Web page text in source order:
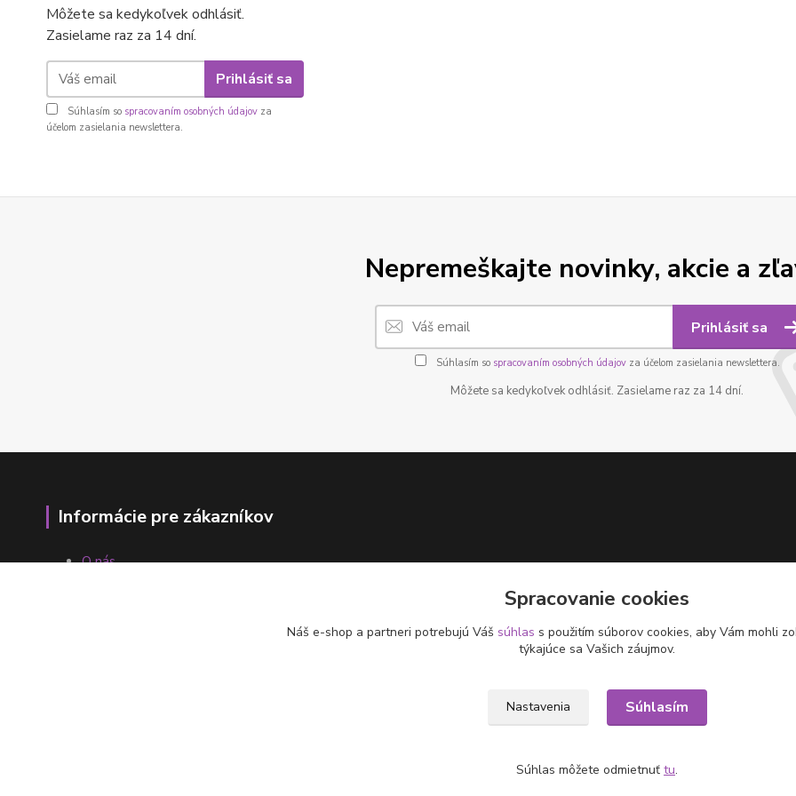
Môžete sa kedykoľvek odhlásiť.
Zasielame raz za 14 dní.
Prihlásiť sa
Súhlasím so spracovaním osobných údajov za
účelom zasielania newslettera.
Nepremeškajte novinky, akcie a
Prihlásiť sa
Súhlasím so spracovaním osobných údajovza účelom zasielania newslettera.
Môžete sa kedykoľvek odhlásiť. Zasielame raz za 14 dní.
Informácie pre zákazníkov
O nás
Spracovanie cookies
Náš e-shop a partneri potrebujú Váš súhlas s použitím súborov cookies, aby Vám mohli
týkajúce sa Vašich záujmov.
Nastavenia Súhlasím
Súhlas môžete odmietnuť tu.